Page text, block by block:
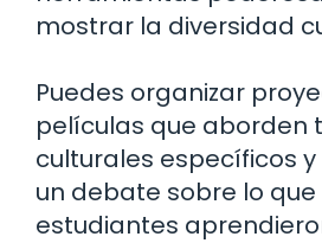
mostrar la diversidad
Puedes organizar
películas que aborden
culturales específicos
un debate sobre lo que
estudiantes